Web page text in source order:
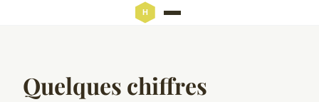
Quelques chiffres